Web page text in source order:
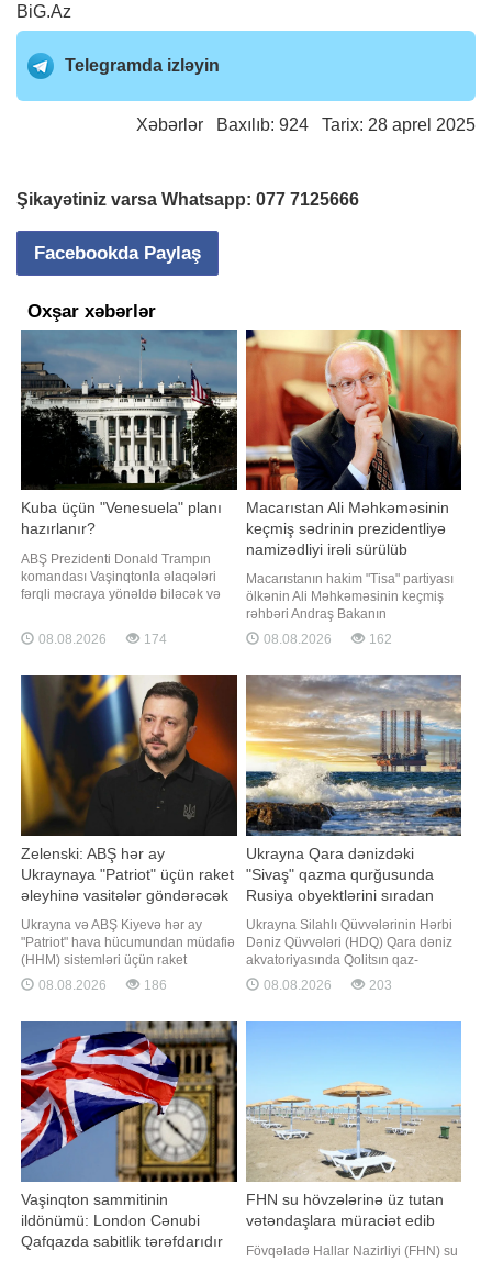
BiG.Az
Telegramda izləyin
Xəbərlər Baxılıb: 924 Tarix: 28 aprel 2025
Şikayətiniz varsa Whatsapp: 077 7125666
Facebookda Paylaş
Oxşar xəbərlər
Kuba üçün "Venesuela" planı
hazırlanır?
ABŞ Prezidenti Donald Trampın
komandası Vaşinqtonla əlaqələri
fərqli məcraya yönəldə biləcək və
biləcək fəaliyyətdəki və ya sabiq
Kuba rəsmisinin axtarışındadır.
York Times" nəşri öz mənbələrinə
istinadən məlumat yayıb. Məlumat
08.08.2026 174
Macarıstan Ali Məhkəməsinin
keçmiş sədrinin prezidentliyə
namizədliyi irəli sürülüb
Macarıstanın hakim "Tisa" partiyası
ölkənin Ali Məhkəməsinin keçmiş
rəhbəri Andraş Bakanın
prezidentliyə namizədliyini irəli
sürüb. "Report" "Reuters"ə istinadən
parlament fraksiyası bildirib.
Bakanın avqustun 11-i bu vəzifəyə
seçiləcəy
08.08.2026 162
Zelenski: ABŞ hər ay
Ukraynaya "Patriot" üçün raket
əleyhinə vasitələr göndərəcək
Ukrayna və ABŞ Kiyevə hər ay
"Patriot" hava hücumundan müdafiə
(HHM) sistemləri üçün raket
əleyhinə vasitələrin tədarük
edilməsi barədə razılığa gəliblər.
xəbər verir ki, bu barədə Ukrayna
Prezidenti Volodimir Zelenski
serbiyalı həmkar
08.08.2026 186
Ukrayna Qara dənizdəki
"Sivaş" qazma qurğusunda
Rusiya obyektlərini sıradan
çıxarıb
Ukrayna Silahlı Qüvvələrinin Hərbi
Dəniz Qüvvələri (HDQ) Qara dəniz
akvatoriyasında Qolitsın qaz-
kondensat yatağında yerləşən
"Sivaş" qazma qurğusunda
08.08.2026 203
Vaşinqton sammitinin
ildönümü: London Cənubi
Qafqazda sabitlik tərəfdarıdır
FHN su hövzələrinə üz tutan
vətəndaşlara müraciət edib
Fövqəladə Hallar Nazirliyi (FHN) su